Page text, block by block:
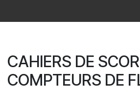
CAHIERS DE
COMPTEURS DE